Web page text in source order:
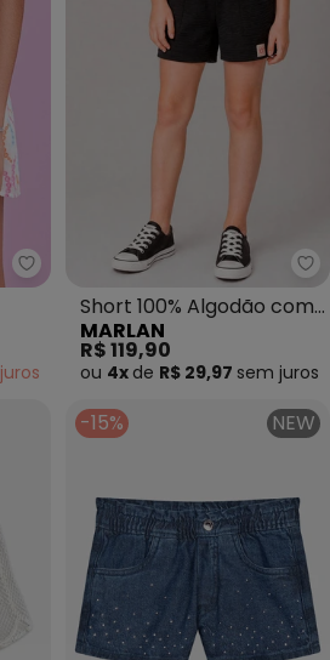
I Am - Short de Laise com
juros
Short 100% Algodão com
Bolsos (Preto)
MARLAN
R$ 119,90
ou 4x de R$ 29,97 sem juros
-15% NEW